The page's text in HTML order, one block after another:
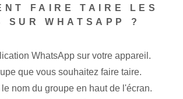
FAIRE TAIRE LES
SUR WHATSAPP ?
WhatsApp sur votre appareil.
que vous souhaitez faire taire.
nom du groupe en haut de l'écran.